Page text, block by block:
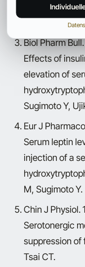
depression.
Biol Pharm
Effects of
elevation of
Sugimoto Y,
Eur J
Serum leptin
injection of a
M, Sugimoto Y.
Chin J
Serotonergic
suppression of
Tsai CT.